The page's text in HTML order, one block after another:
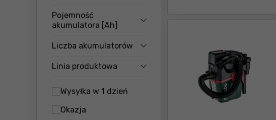
Pojemność
akumulatora [Ah]
Liczba akumulatorów
Linia produktowa
Wysyłka w 1 dzień
Okazja